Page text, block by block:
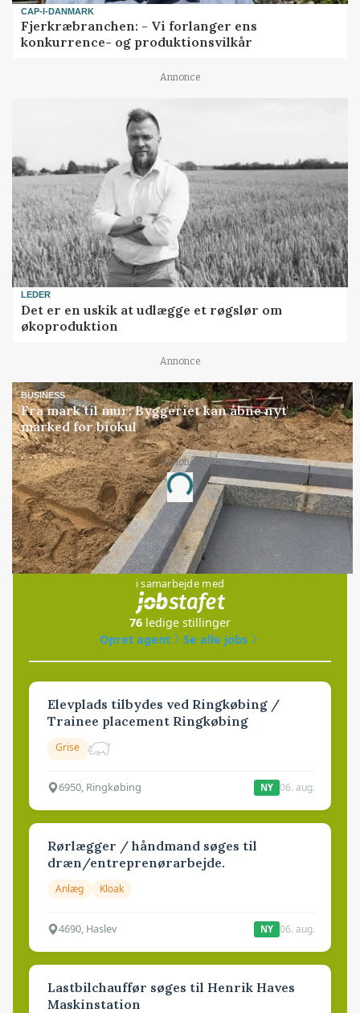
CAP-I-DANMARK
Fjerkræbranchen: - Vi forlanger ens
konkurrence- og produktionsvilkår
Annonce
LEDER
Det er en uskik at udlægge et røgslør om
økoproduktion
Annonce
BUSINESS
Fra mark til mur: Byggeriet kan åbne nyt
marked for biokul
Annonce
Loading...
Jobs
i samarbejde med
76 ledige stillinger
Opret agent
Se alle jobs
Elevplads tilbydes ved Ringkøbing /
Trainee placement Ringkøbing
Grise
6950, Ringkøbing NY 06. aug.
Rørlægger / håndmand søges til
dræn/entreprenørarbejde.
Anlæg Kloak
4690, Haslev NY 06. aug.
Lastbilchauffør søges til Henrik Haves
Maskinstation